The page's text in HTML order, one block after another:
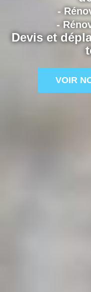
-
-
Devis et
VOIR